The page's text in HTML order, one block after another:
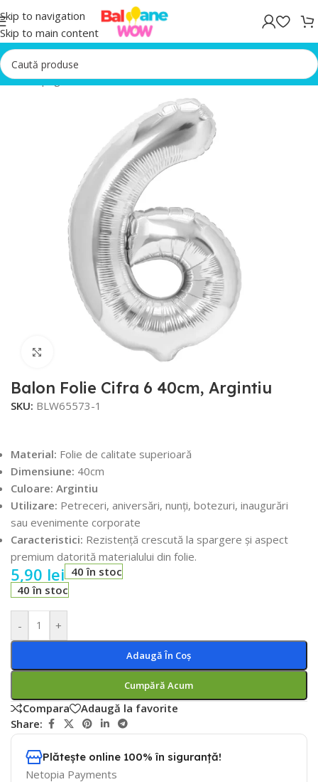
Skip to navigation
Skip to main content
Prima pagină/Baloane folie
Faceți click pentru a mări
Balon Folie Cifra 6 40cm, Argintiu
SKU: BLW65573-1
Material: Folie de calitate superioară
Dimensiune: 40cm
Culoare: Argintiu
Utilizare: Petreceri, aniversări, nunți, botezuri, inaugurări
sau evenimente corporate
Caracteristici: Rezistență crescută la spargere și aspect
premium datorită materialului din folie.
5,90 lei 40 în stoc
40 în stoc
- +
Adaugă În Coș
Cumpără Acum
Compara
Adaugă la favorite
Share:
Plătește online 100% în siguranță!
Netopia Payments